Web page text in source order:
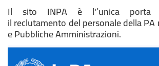
Il sito INPA è l'’unica porta
il reclutamento del personale della
e Pubbliche Amministrazioni.